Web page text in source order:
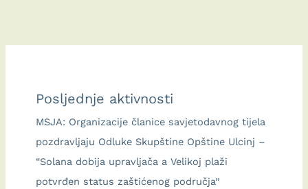
u
očuvanje
Posljednje aktivnosti
MSJA: Organizacije članice savjetodavnog tijela
pozdravljaju Odluke Skupštine Opštine Ulcinj –
“Solana dobija upravljača a Velikoj plaži
potvrđen status zaštićenog područja”